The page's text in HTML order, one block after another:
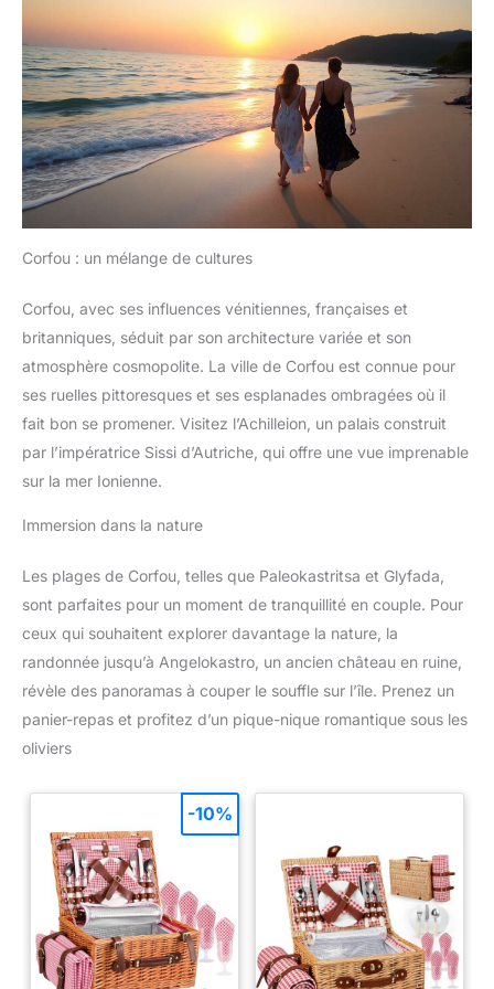
Corfou : un mélange de cultures
Corfou, avec ses influences vénitiennes, françaises et
britanniques, séduit par son architecture variée et son
atmosphère cosmopolite. La ville de Corfou est connue pour
ses ruelles pittoresques et ses esplanades ombragées où il
fait bon se promener. Visitez l’Achilleion, un palais construit
par l’impératrice Sissi d’Autriche, qui offre une vue imprenable
sur la mer Ionienne.
Immersion dans la nature
Les plages de Corfou, telles que Paleokastritsa et Glyfada,
sont parfaites pour un moment de tranquillité en couple. Pour
ceux qui souhaitent explorer davantage la nature, la
randonnée jusqu’à Angelokastro, un ancien château en ruine,
révèle des panoramas à couper le souffle sur l’île. Prenez un
panier-repas et profitez d’un pique-nique romantique sous les
oliviers
-10%